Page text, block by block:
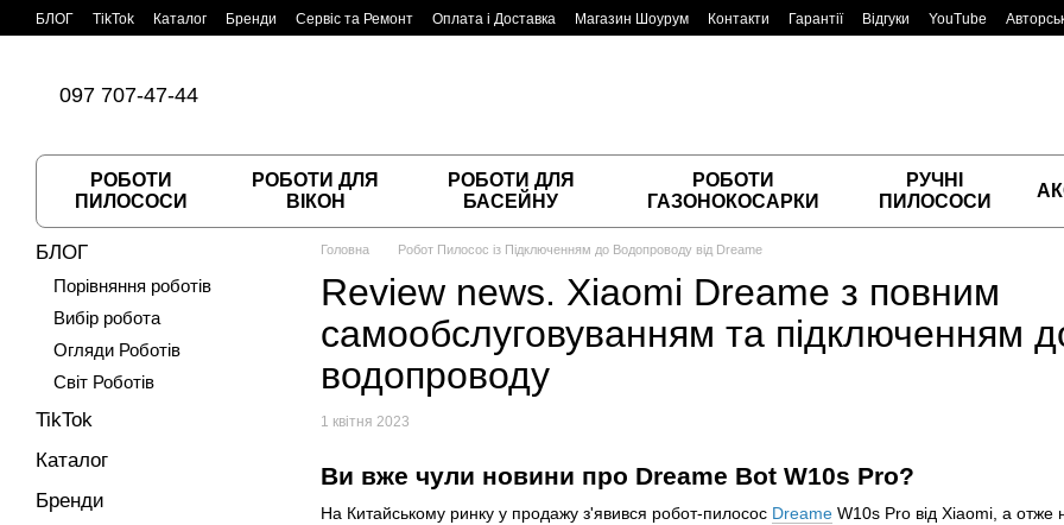
Перейти до основного контенту
БЛОГ TikTok Каталог Бренди Сервіс та Ремонт Оплата і Доставка Магазин Шоурум Контакти Гарантії Відгуки YouTube
097 707-47-44
РОБОТИ
ПИЛОСОСИ
РОБОТИ ДЛЯ
ВІКОН
РОБОТИ ДЛЯ
БАСЕЙНУ
РОБОТИ
ГАЗОНОКОСАРКИ
РУЧНІ
ПИЛОСОСИ
Головна Робот Пилосос із Підключенням до Водопроводу від Dreame
Review news. Xiaomi Dreame з повним
самообслуговуванням та підключенням
водопроводу
1 квітня 2023
Ви вже чули новини про Dreame Bot W10s Pro?
На Китайському ринку у продажу з'явився робот-пилосос Dreame W10s Pro від Xiaomi, а отже
БЛОГ
Порівняння роботів
Вибір робота
Огляди Роботів
Світ Роботів
TikTok
Каталог
Бренди